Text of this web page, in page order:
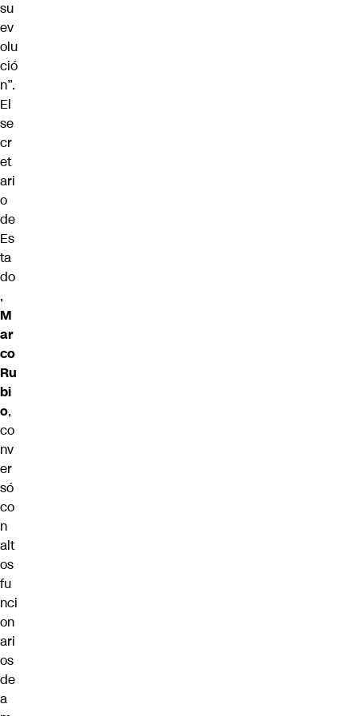
su
ev
olu
ció
n”.
El
se
cr
et
ari
o
de
Es
ta
do
,
M
ar
co
Ru
bi
o,
co
nv
er
só
co
n
alt
os
fu
nci
on
ari
os
de
a